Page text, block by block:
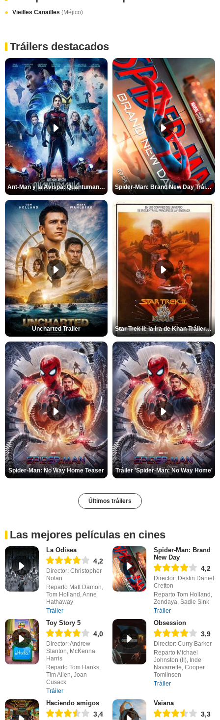
Vieilles Canailles (Méjico)
Tráilers destacados
Ant-Man y la Avispa: Quantumanía Tráiler (2) Spider-Man: Brand New Day Tráiler (3)
Uncharted Trailer Star Trek II: la ira de Khan Tráiler VO
Spider-Man: No Way Home Teaser Tráiler 'Spider-Man: No Way Home'
Últimos tráilers
Las mejores películas en cines
La Odisea
4,2
Director: Christopher
Nolan
Reparto Matt Damon,
Tom Holland, Anne
Hathaway
Tráiler
Spider-Man: Brand
New Day
4,2
Director: Destin Daniel
Cretton
Reparto Tom Holland,
Zendaya, Sadie Sink
Tráiler
Toy Story 5
4,0
Director: Andrew
Stanton, McKenna
Harris
Reparto Tom Hanks,
Tim Allen, Joan
Cusack
Tráiler
Obsession
3,9
Director: Curry Barker
Reparto Michael
Johnston (II), Inde
Navarrette, Cooper
Tomlinson
Tráiler
Haciendo amigos
3,4
Vaiana
3,3